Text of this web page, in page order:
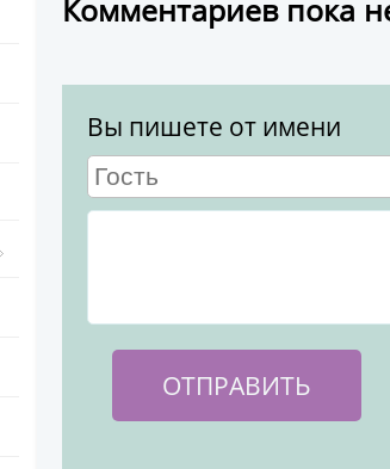
Комментариев пока
Вы пишете от имени